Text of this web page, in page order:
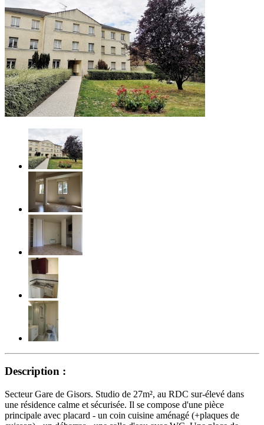
Description :
Secteur Gare de Gisors. Studio de 27m², au RDC sur-élevé dans
une résidence calme et sécurisée. Il se compose d'une pièce
principale avec placard - un coin cuisine aménagé (+plaques de